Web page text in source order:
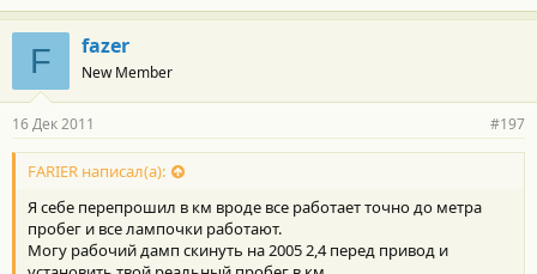
F fazer
New Member
16 Дек 2011 #197
FARIER написал(а):
Я себе перепрошил в км вроде все работает точно до метра
пробег и все лампочки работают.
Могу рабочий дамп скинуть на 2005 2,4 перед привод и